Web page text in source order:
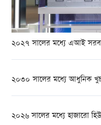
২০২৭ সালের মধ্যে এআই
২০৩০ সালের মধ্যে আধুনিক
২০২৬ সালের মধ্যে হাজারো